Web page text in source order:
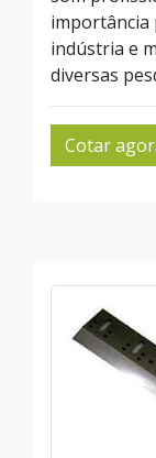
importância
indústria e
diversas
Cotar